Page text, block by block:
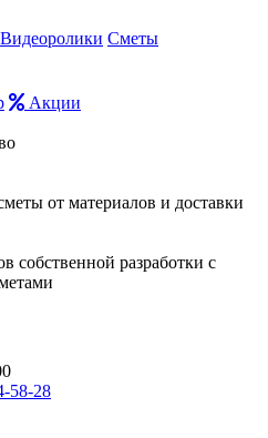
Видеоролики Сметы
Акции
от материалов и доставки
собственной разработки с
58-28